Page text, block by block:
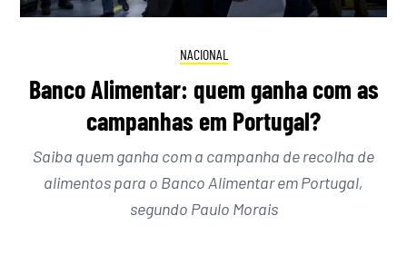
NACIONAL
Banco Alimentar: quem ganha com as
campanhas em Portugal?
Saiba quem ganha com a campanha de recolha de
alimentos para o Banco Alimentar em Portugal,
segundo Paulo Morais